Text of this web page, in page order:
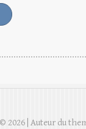
2026 | Auteur du